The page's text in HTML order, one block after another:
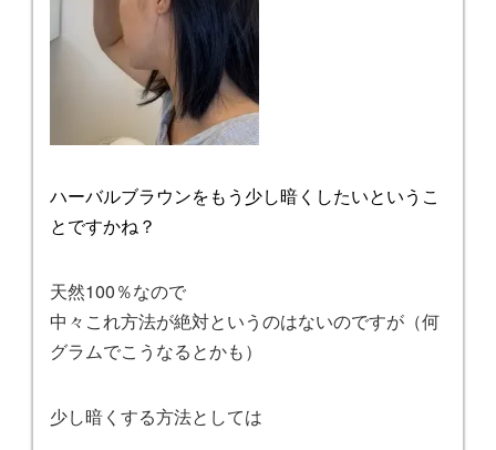
ハーバルブラウンをもう少し暗くしたいというこ
とですかね？
天然100％なので
中々これ方法が絶対というのはないのですが（何
グラムでこうなるとかも）
少し暗くする方法としては